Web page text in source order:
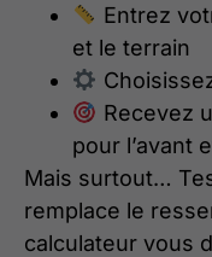
Entrez
et le terrain
Recevez
pour l’avant
Mais surtout…
remplace le
calculateur vous